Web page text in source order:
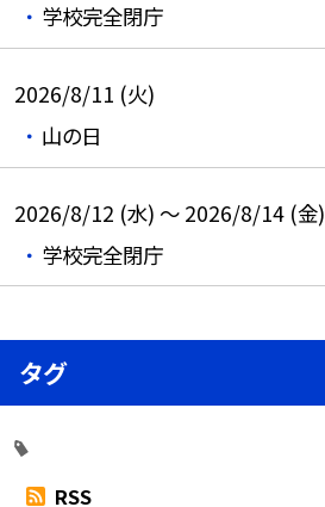
学校完全閉庁
2026/8/11 (火)
山の日
2026/8/12 (水) ～ 2026/8/14 (金)
学校完全閉庁
タグ
RSS